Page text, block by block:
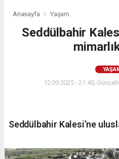
Anasayfa Yaşam
Seddülbahir
12.09.2025 - 21:40,
Seddülbahir Kalesi’ne